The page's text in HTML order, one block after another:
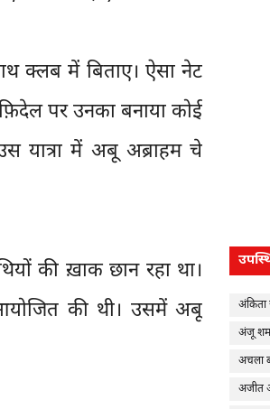
क्लब में बिताए। ऐसा नेट
पर उनका बनाया कोई
यात्रा में अबू अब्राहम चे
की ख़ाक छान रहा था।
की थी। उसमें अबू
अंजू
अचला
अजीत